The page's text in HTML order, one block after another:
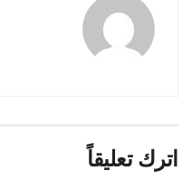
اترك تعليقاً